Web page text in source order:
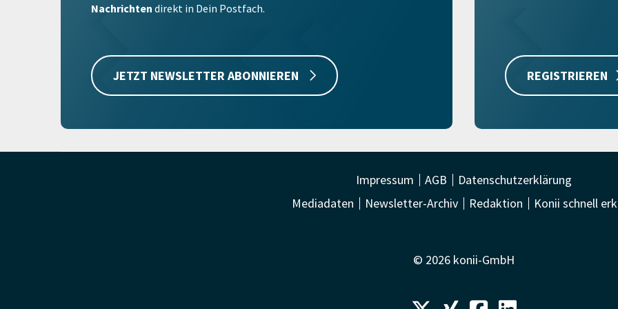
Nachrichten direkt in Dein Postfach.
JETZT NEWSLETTER ABONNIEREN REGISTRIEREN
Impressum AGB
Datenschutzerklärung
Mediadaten
Newsletter-Archiv Redaktion Konii schnell
© 2026 konii-GmbH